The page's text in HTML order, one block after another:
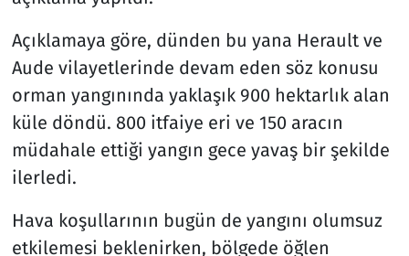
Açıklamaya göre, dünden bu yana Herault ve
Aude vilayetlerinde devam eden söz konusu
orman yangınında yaklaşık 900 hektarlık alan
küle döndü. 800 itfaiye eri ve 150 aracın
müdahale ettiği yangın gece yavaş bir şekilde
ilerledi.
Hava koşullarının bugün de yangını olumsuz
etkilemesi beklenirken, bölgede öğlen
Teknoloji ve Bilim
Televizyon